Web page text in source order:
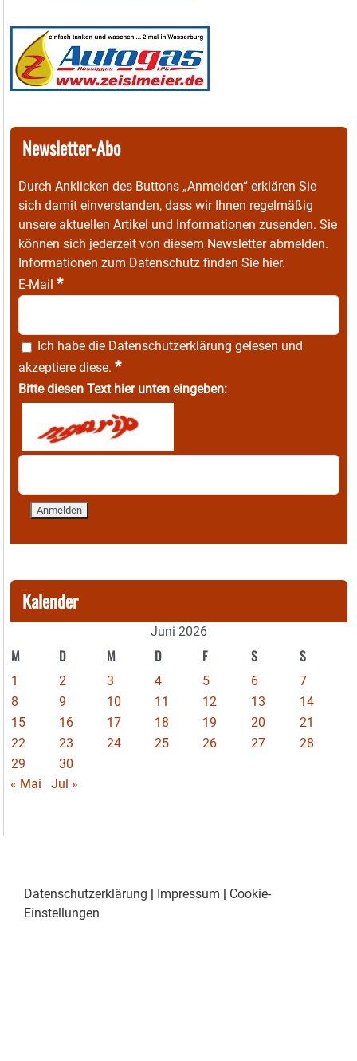
Newsletter-Abo
Durch Anklicken des Buttons „Anmelden“ erklären Sie
sich damit einverstanden, dass wir Ihnen regelmäßig
unsere aktuellen Artikel und Informationen zusenden. Sie
können sich jederzeit von diesem Newsletter abmelden.
Informationen zum Datenschutz finden Sie hier.
E-Mail *
Ich habe die Datenschutzerklärung gelesen und
akzeptiere diese. *
Bitte diesen Text hier unten eingeben:
Kalender
Juni 2026
M D M D F S S
1 2 3 4 5 6
7
8
9 10 11 12 13
14
15
16 17 18 19 20
21
22
23 24 25 26 27
28
29
30
« Mai
Jul »
Datenschutzerklärung Impressum
Cookie-
Einstellungen